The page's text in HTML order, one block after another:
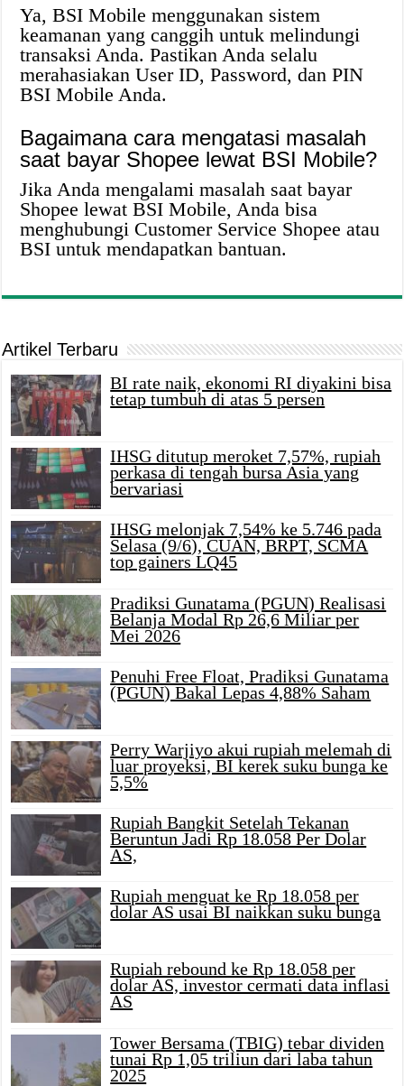
Ya, BSI Mobile menggunakan sistem
keamanan yang canggih untuk melindungi
transaksi Anda. Pastikan Anda selalu
merahasiakan User ID, Password, dan PIN
BSI Mobile Anda.
Bagaimana cara mengatasi masalah
saat bayar Shopee lewat BSI Mobile?
Jika Anda mengalami masalah saat bayar
Shopee lewat BSI Mobile, Anda bisa
menghubungi Customer Service Shopee atau
BSI untuk mendapatkan bantuan.
Artikel Terbaru
BI rate naik, ekonomi RI diyakini bisa
tetap tumbuh di atas 5 persen
IHSG ditutup meroket 7,57%, rupiah
perkasa di tengah bursa Asia yang
bervariasi
IHSG melonjak 7,54% ke 5.746 pada
Selasa (9/6), CUAN, BRPT, SCMA
top gainers LQ45
Pradiksi Gunatama (PGUN) Realisasi
Belanja Modal Rp 26,6 Miliar per
Mei 2026
Penuhi Free Float, Pradiksi Gunatama
(PGUN) Bakal Lepas 4,88% Saham
Perry Warjiyo akui rupiah melemah di
luar proyeksi, BI kerek suku bunga ke
5,5%
Rupiah Bangkit Setelah Tekanan
Beruntun Jadi Rp 18.058 Per Dolar
AS,
Rupiah menguat ke Rp 18.058 per
dolar AS usai BI naikkan suku bunga
Rupiah rebound ke Rp 18.058 per
dolar AS, investor cermati data inflasi
AS
Tower Bersama (TBIG) tebar dividen
tunai Rp 1,05 triliun dari laba tahun
2025